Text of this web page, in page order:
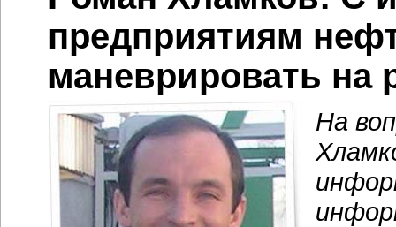
предприятиям
маневрировать на
На